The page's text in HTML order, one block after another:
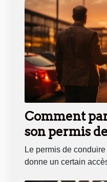
Comment
son permis
Le permis de
donne un certain